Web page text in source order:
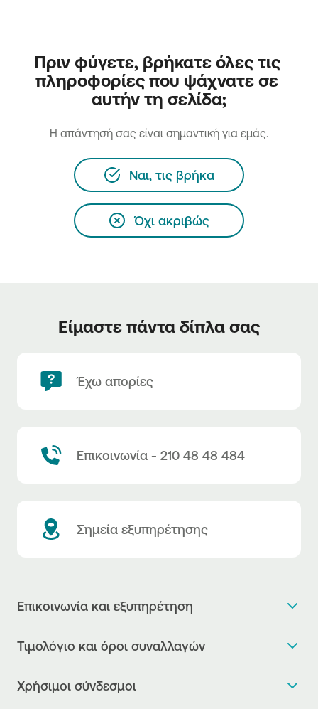
Πριν φύγετε, βρήκατε όλες τις
πληροφορίες που ψάχνατε σε
αυτήν τη σελίδα;
H απάντησή σας είναι σημαντική για εμάς.
Ναι, τις βρήκα
Όχι ακριβώς
Είμαστε πάντα δίπλα σας
Έχω απορίες
Επικοινωνία - 210 48 48 484
Σημεία εξυπηρέτησης
Επικοινωνία και εξυπηρέτηση
Η νέα Ψηφιακή Εποχή στις συναλλαγές, έφτασε!
Τιμολόγιο και όροι συναλλαγών
Χρήσιμοι σύνδεσμοι